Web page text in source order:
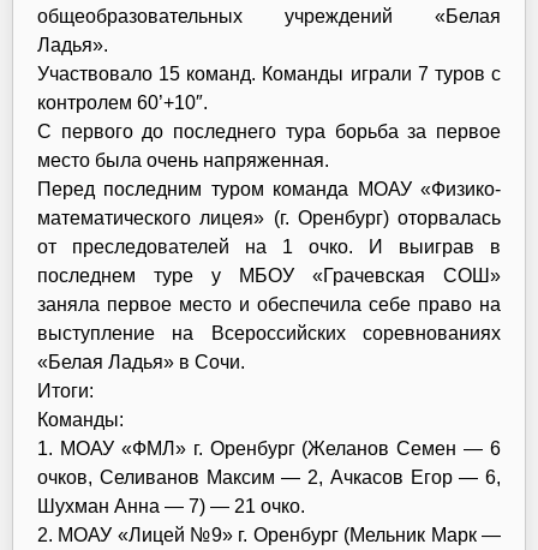
общеобразовательных учреждений «Белая
Ладья».
Участвовало 15 команд. Команды играли 7 туров с
контролем 60’+10″.
С первого до последнего тура борьба за первое
место была очень напряженная.
Перед последним туром команда МОАУ «Физико-
математического лицея» (г. Оренбург) оторвалась
от преследователей на 1 очко. И выиграв в
последнем туре у МБОУ «Грачевская СОШ»
заняла первое место и обеспечила себе право на
выступление на Всероссийских соревнованиях
«Белая Ладья» в Сочи.
Итоги:
Команды:
1. МОАУ «ФМЛ» г. Оренбург (Желанов Семен — 6
очков, Селиванов Максим — 2, Ачкасов Егор — 6,
Шухман Анна — 7) — 21 очко.
2. МОАУ «Лицей №9» г. Оренбург (Мельник Марк —